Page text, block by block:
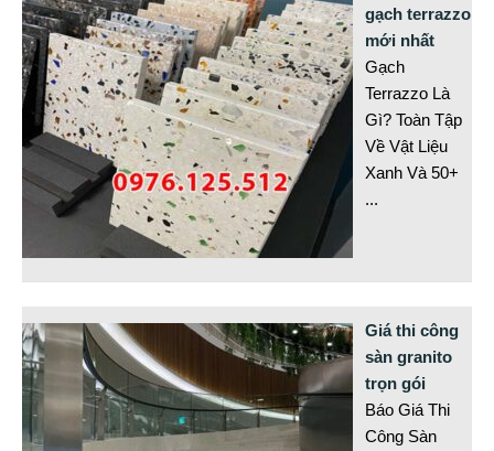
gạch terrazzo
mới nhất
Gạch
Terrazzo Là
Gì? Toàn Tập
Về Vật Liệu
Xanh Và 50+
...
Giá thi công
sàn granito
trọn gói
Báo Giá Thi
Công Sàn